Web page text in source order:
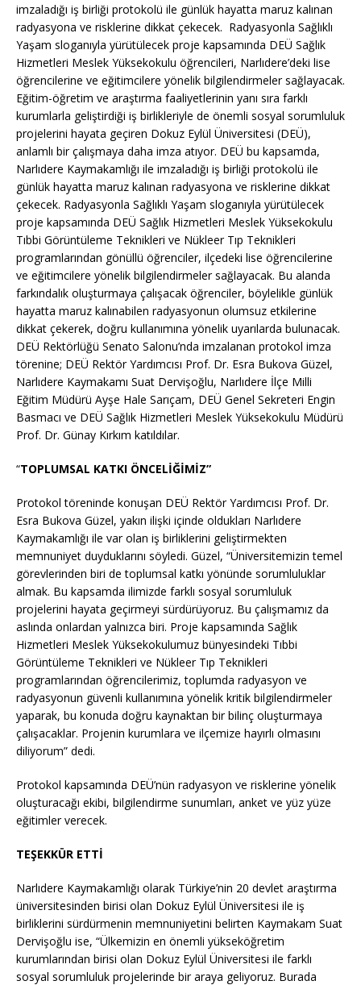
imzaladığı iş birliği protokolü ile günlük hayatta maruz kalınan
radyasyona ve risklerine dikkat çekecek. Radyasyonla Sağlıklı
Yaşam sloganıyla yürütülecek proje kapsamında DEÜ Sağlık
Hizmetleri Meslek Yüksekokulu öğrencileri, Narlıdere’deki lise
öğrencilerine ve eğitimcilere yönelik bilgilendirmeler sağlayacak.
Eğitim-öğretim ve araştırma faaliyetlerinin yanı sıra farklı
kurumlarla geliştirdiği iş birlikleriyle de önemli sosyal sorumluluk
projelerini hayata geçiren Dokuz Eylül Üniversitesi (DEÜ),
anlamlı bir çalışmaya daha imza atıyor. DEÜ bu kapsamda,
Narlıdere Kaymakamlığı ile imzaladığı iş birliği protokolü ile
günlük hayatta maruz kalınan radyasyona ve risklerine dikkat
çekecek. Radyasyonla Sağlıklı Yaşam sloganıyla yürütülecek
proje kapsamında DEÜ Sağlık Hizmetleri Meslek Yüksekokulu
Tıbbi Görüntüleme Teknikleri ve Nükleer Tıp Teknikleri
programlarından gönüllü öğrenciler, ilçedeki lise öğrencilerine
ve eğitimcilere yönelik bilgilendirmeler sağlayacak. Bu alanda
farkındalık oluşturmaya çalışacak öğrenciler, böylelikle günlük
hayatta maruz kalınabilen radyasyonun olumsuz etkilerine
dikkat çekerek, doğru kullanımına yönelik uyarılarda bulunacak.
DEÜ Rektörlüğü Senato Salonu’nda imzalanan protokol imza
törenine; DEÜ Rektör Yardımcısı Prof. Dr. Esra Bukova Güzel,
Narlıdere Kaymakamı Suat Dervişoğlu, Narlıdere İlçe Milli
Eğitim Müdürü Ayşe Hale Sarıçam, DEÜ Genel Sekreteri Engin
Basmacı ve DEÜ Sağlık Hizmetleri Meslek Yüksekokulu Müdürü
Prof. Dr. Günay Kırkım katıldılar.
“TOPLUMSAL KATKI ÖNCELİĞİMİZ”
Protokol töreninde konuşan DEÜ Rektör Yardımcısı Prof. Dr.
Esra Bukova Güzel, yakın ilişki içinde oldukları Narlıdere
Kaymakamlığı ile var olan iş birliklerini geliştirmekten
memnuniyet duyduklarını söyledi. Güzel, “Üniversitemizin temel
görevlerinden biri de toplumsal katkı yönünde sorumluluklar
almak. Bu kapsamda ilimizde farklı sosyal sorumluluk
projelerini hayata geçirmeyi sürdürüyoruz. Bu çalışmamız da
aslında onlardan yalnızca biri. Proje kapsamında Sağlık
Hizmetleri Meslek Yüksekokulumuz bünyesindeki Tıbbi
Görüntüleme Teknikleri ve Nükleer Tıp Teknikleri
programlarından öğrencilerimiz, toplumda radyasyon ve
radyasyonun güvenli kullanımına yönelik kritik bilgilendirmeler
yaparak, bu konuda doğru kaynaktan bir bilinç oluşturmaya
çalışacaklar. Projenin kurumlara ve ilçemize hayırlı olmasını
diliyorum” dedi.
Protokol kapsamında DEÜ’nün radyasyon ve risklerine yönelik
oluşturacağı ekibi, bilgilendirme sunumları, anket ve yüz yüze
eğitimler verecek.
TEŞEKKÜR ETTİ
Narlıdere Kaymakamlığı olarak Türkiye’nin 20 devlet araştırma
üniversitesinden birisi olan Dokuz Eylül Üniversitesi ile iş
birliklerini sürdürmenin memnuniyetini belirten Kaymakam Suat
Dervişoğlu ise, “Ülkemizin en önemli yükseköğretim
kurumlarından birisi olan Dokuz Eylül Üniversitesi ile farklı
sosyal sorumluluk projelerinde bir araya geliyoruz. Burada